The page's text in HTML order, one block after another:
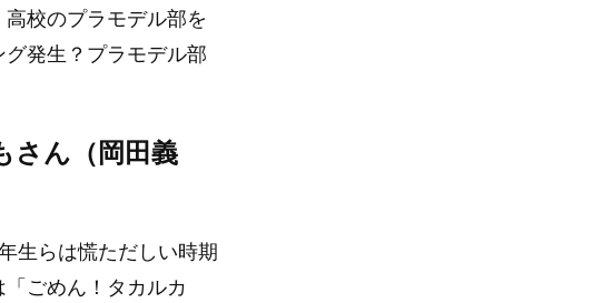
校のプラモデル部を
発生？プラモデル部
さん（岡田義
生らは慌ただしい時期
ごめん！タカルカ